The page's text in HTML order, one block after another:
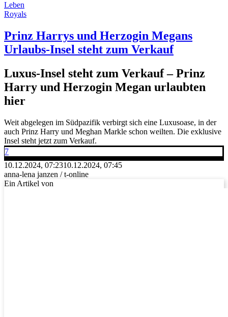
Leben
Royals
Prinz Harrys und Herzogin Megans
Urlaubs-Insel steht zum Verkauf
Luxus-Insel steht zum Verkauf – Prinz
Harry und Herzogin Megan urlaubten
hier
Weit abgelegen im Südpazifik verbirgt sich eine Luxusoase, in der
auch Prinz Harry und Meghan Markle schon weilten. Die exklusive
Insel steht jetzt zum Verkauf.
7
10.12.2024, 07:2310.12.2024, 07:45
anna-lena janzen / t-online
Ein Artikel von